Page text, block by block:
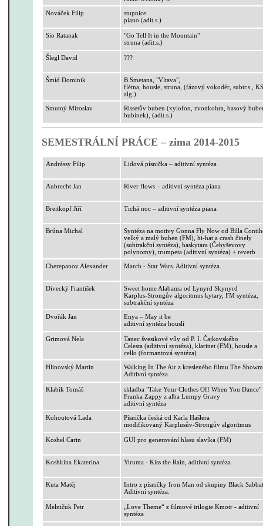
Nováček Filip
stupnice
piano (adit.s .)
Sio Ratanak "GoTell It inthe Mountain"
struna (adit.s .)
Šlegl David ???
Šmíd Dominik B.Smetana , "Vltava",
flétna, housle, struna, (fázovývokodér ,subtr.s .,
alg .)
Smutný Miroslav
Rissetův buben (xylofon, zvonkohra, basový
bubínek), (adit.s .)
SEMESTRÁLNÍ PRÁCE – zima 2014-2015
Andrássy Filip Lidová písnička – aditivní syntéza
Aubrecht Jan Riverflows – aditivní syntéza piana
Breitkopf Jiří Tichá noc – aditivní syntéza piana
Brůna Michal Syntéza na motivyGonna Fly Now od Billa
velký a malý buben (FM),hi-hat acrash činely
(subtrakční syntéza), baskytara (Čebyševovy
polynomy), trumpeta (aditivní syntéza) +reverb
Cherepanov Alexander March - StarWars . Aditivní syntéza.
Divecký František Sweet home Alabama odLynyrd Skynyrd
Karplus-Strongův algoritmus kytary, FM syntéza,
subtrakční syntéza
Dvořák Jan
Enya – Mayit be
aditivní syntéza houslí
Grimová Nela
Tanec švestkové víly od P. I. Čajkovského
Celesta (aditivní syntéza), klarinet (FM), housle a
cello (formantová syntéza)
Hlinovský Martin
Walking InThe Air z kresleného filmuThe
Aditivní syntéza.
Klabík Tomáš skladba "Take Your Clothes Off When You Dance"
FrankaZappy z alba LumpyGravy
aditivní syntéza
Kohoutová Lada
Písnička česká od Karla Hašlera
modifikovanýKarplusův-Strongův algoritmus
Koshel Carin GUI pro generování hlasu slavíka (FM)
Koshkina Ekaterina Yiruma - Kissthe Rain , aditivní syntéza
Kuta Matěj Intro z písničky Iron Man od skupiny Black
Aditivní syntéza.
Melničuk Petr „LoveTheme“ z filmové trilogie Kmotr - aditivní
syntéza